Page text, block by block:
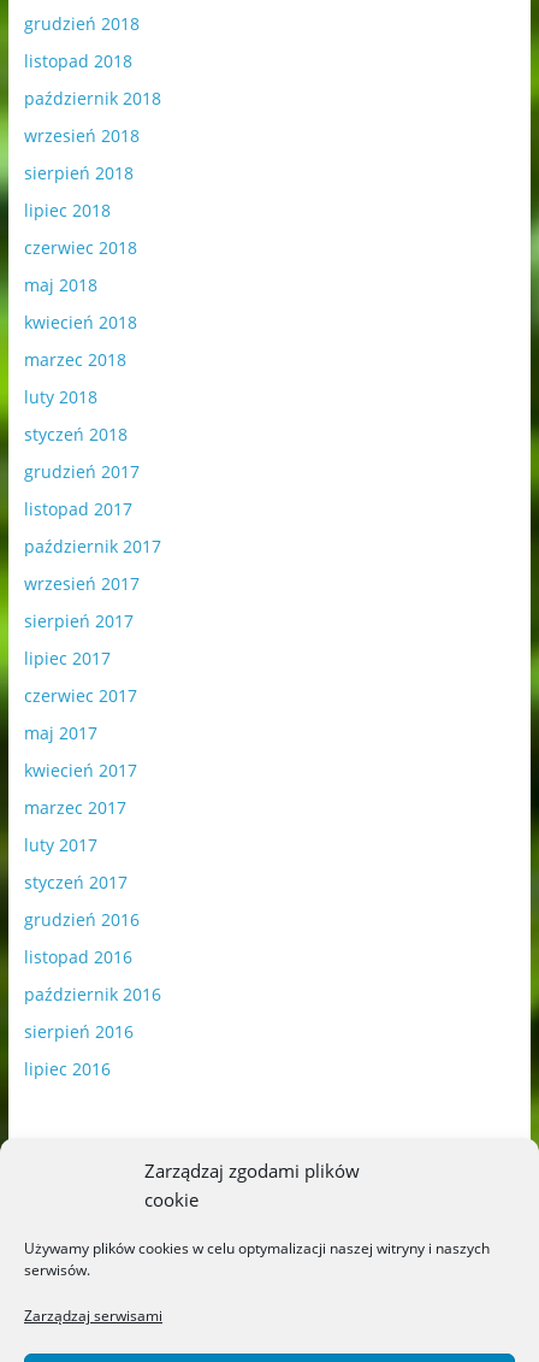
Zarządzaj zgodami plików
cookie
Używamy plików cookies w celu optymalizacji naszej witryny i naszych
serwisów.
Zarządzaj serwisami
grudzień 2018
listopad 2018
październik 2018
wrzesień 2018
sierpień 2018
lipiec 2018
czerwiec 2018
maj 2018
kwiecień 2018
marzec 2018
luty 2018
styczeń 2018
grudzień 2017
listopad 2017
październik 2017
wrzesień 2017
sierpień 2017
lipiec 2017
czerwiec 2017
maj 2017
kwiecień 2017
marzec 2017
luty 2017
styczeń 2017
grudzień 2016
listopad 2016
październik 2016
sierpień 2016
lipiec 2016